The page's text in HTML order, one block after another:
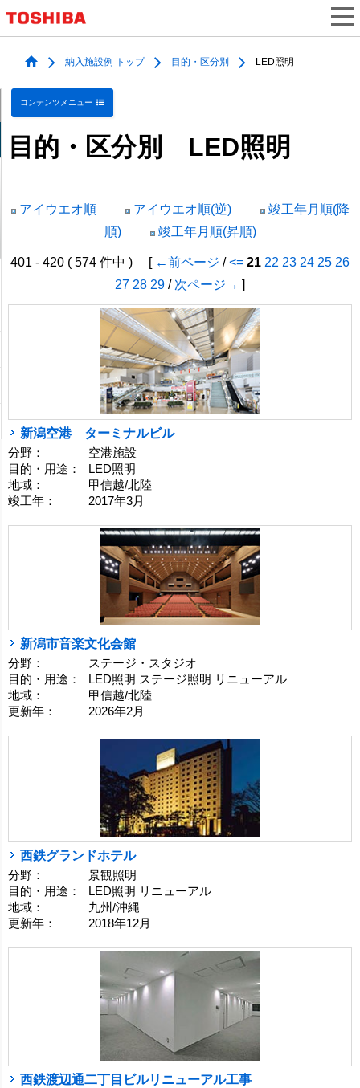
納入施設例 トップ 目的・区分別 LED照明
コンテンツメニュー
目的・区分別 LED照明
アイウエオ順 アイウエオ順(逆)
竣工年月順(降
順)
竣工年月順(昇順)
401 - 420 ( 574 件中 ) [ ←前ページ /<= 21 22 23 24 25 26
27 28 29 / 次ページ→ ]
新潟空港 ターミナルビル
分野：
空港施設
目的・用途：
LED照明
地域：
甲信越/北陸
竣工年：
2017年3月
新潟市音楽文化会館
分野：
ステージ・スタジオ
目的・用途：
LED照明 ステージ照明 リニューアル
地域：
甲信越/北陸
更新年：
2026年2月
西鉄グランドホテル
分野：
景観照明
目的・用途：
LED照明 リニューアル
地域：
九州/沖縄
更新年：
2018年12月
西鉄渡辺通二丁目ビルリニューアル工事